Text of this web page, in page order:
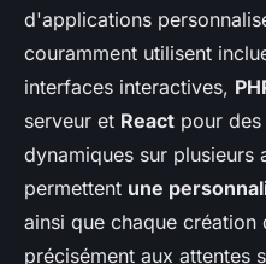
d'applications
couramment utilisent
interfaces interactives,
serveur et React pour
dynamiques sur plusieurs
permettent une
ainsi que chaque création
précisément aux attentes